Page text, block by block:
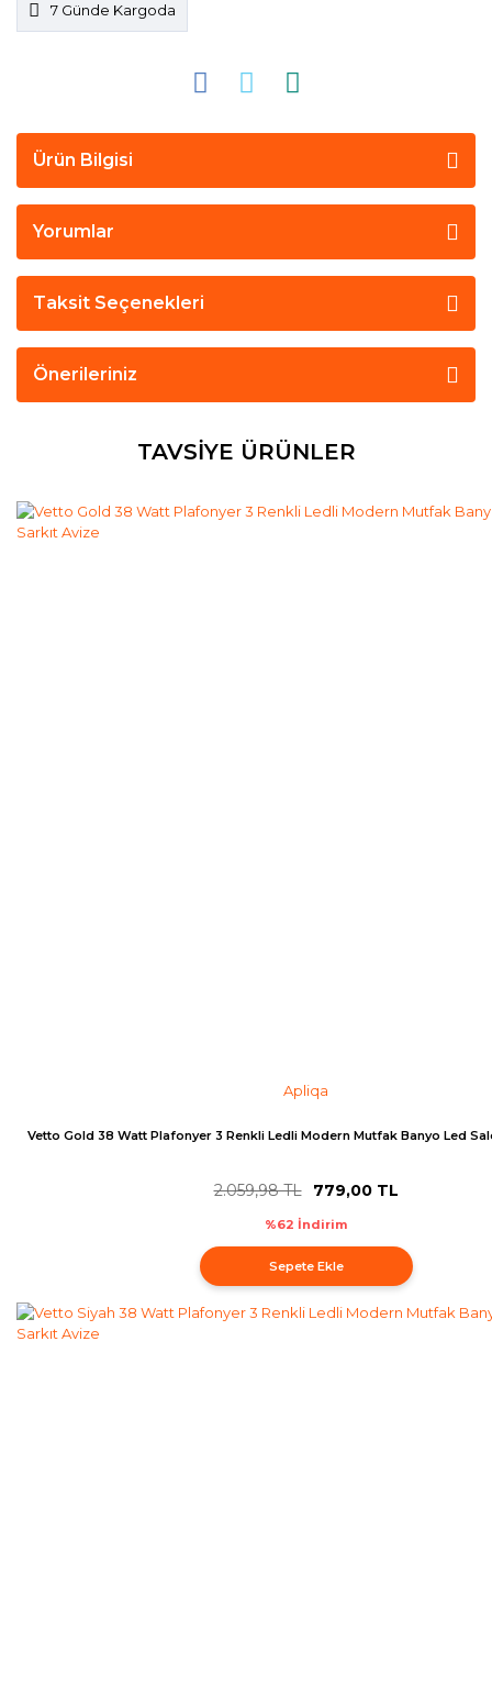
7 Günde Kargoda
Ürün Bilgisi
Yorumlar
Taksit Seçenekleri
Önerileriniz
TAVSİYE ÜRÜNLER
Apliqa
Vetto Gold 38 Watt Plafonyer 3 Renkli Ledli Modern Mutfak Banyo Led
2.059,98 TL 779,00 TL
%62 İndirim
Sepete Ekle